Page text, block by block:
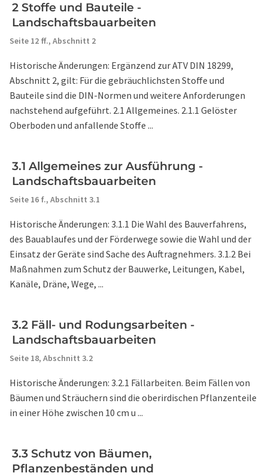
2 Stoffe und Bauteile -
Landschaftsbauarbeiten
Seite 12 ff., Abschnitt 2
Historische Änderungen: Ergänzend zur ATV DIN 18299,
Abschnitt 2, gilt: Für die gebräuchlichsten Stoffe und
Bauteile sind die DIN-Normen und weitere Anforderungen
nachstehend aufgeführt. 2.1 Allgemeines. 2.1.1 Gelöster
Oberboden und anfallende Stoffe ...
3.1 Allgemeines zur Ausführung -
Landschaftsbauarbeiten
Seite 16 f., Abschnitt 3.1
Historische Änderungen: 3.1.1 Die Wahl des Bauverfahrens,
des Bauablaufes und der Förderwege sowie die Wahl und der
Einsatz der Geräte sind Sache des Auftragnehmers. 3.1.2 Bei
Maßnahmen zum Schutz der Bauwerke, Leitungen, Kabel,
Kanäle, Dräne, Wege, ...
3.2 Fäll- und Rodungsarbeiten -
Landschaftsbauarbeiten
Seite 18, Abschnitt 3.2
Historische Änderungen: 3.2.1 Fällarbeiten. Beim Fällen von
Bäumen und Sträuchern sind die oberirdischen Pflanzenteile
in einer Höhe zwischen 10 cm u ...
3.3 Schutz von Bäumen,
Pflanzenbeständen und